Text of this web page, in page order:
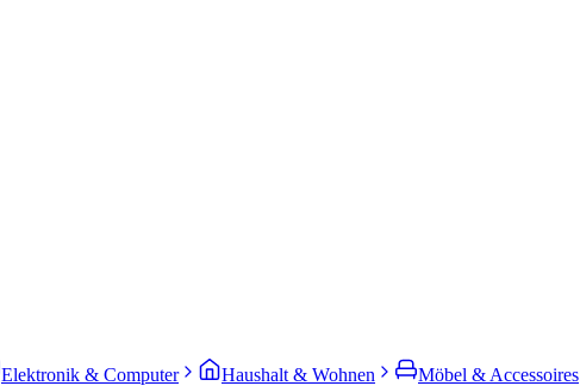
Elektronik & Computer Haushalt & Wohnen Möbel & Accessoires